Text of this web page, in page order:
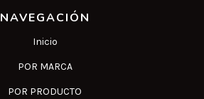
NAVEGACIÓN
Inicio
POR MARCA
POR PRODUCTO